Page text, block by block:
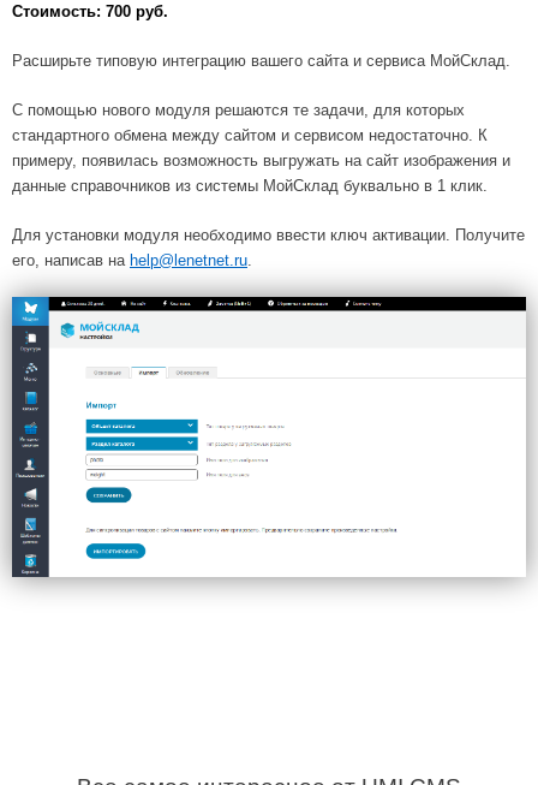
Стоимость: 700 руб.
Расширьте типовую интеграцию вашего сайта и сервиса МойСклад.
С помощью нового модуля решаются те задачи, для которых
стандартного обмена между сайтом и сервисом недостаточно. К
примеру, появилась возможность выгружать на сайт изображения и
данные справочников из системы МойСклад буквально в 1 клик.
Для установки модуля необходимо ввести ключ активации. Получите
его, написав на help@lenetnet.ru